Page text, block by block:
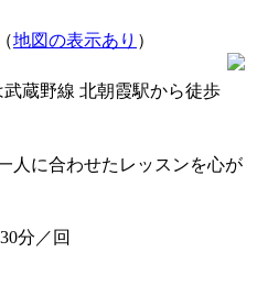
地図の表示あり ）
蔵野線 北朝霞駅から徒歩
人に合わせたレッスンを心が
分／回